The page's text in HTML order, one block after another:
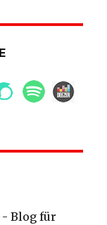
- Blog für